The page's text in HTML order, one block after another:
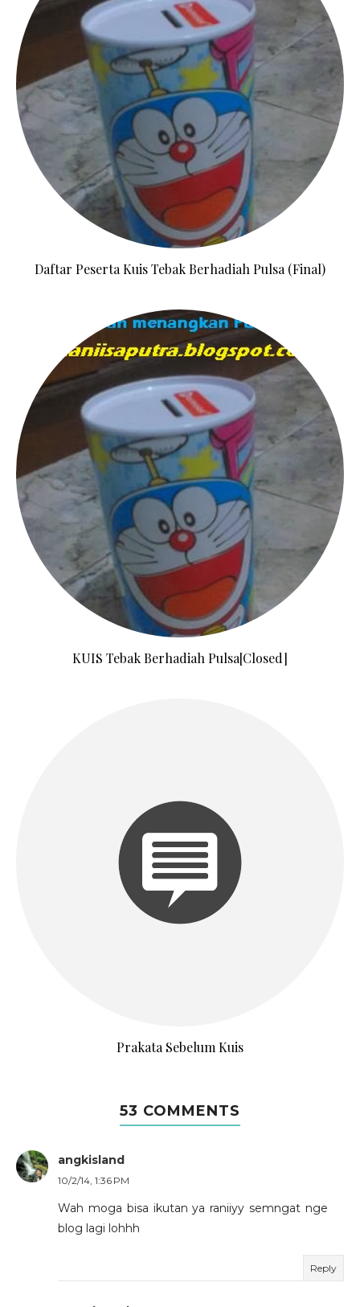
Daftar Peserta Kuis Tebak Berhadiah Pulsa (Final)
KUIS Tebak Berhadiah Pulsa[Closed]
Prakata Sebelum Kuis
53 COMMENTS
angkisland
10/2/14, 1:36 PM
Wah moga bisa ikutan ya raniiyy semngat nge
blog lagi lohhh
Reply